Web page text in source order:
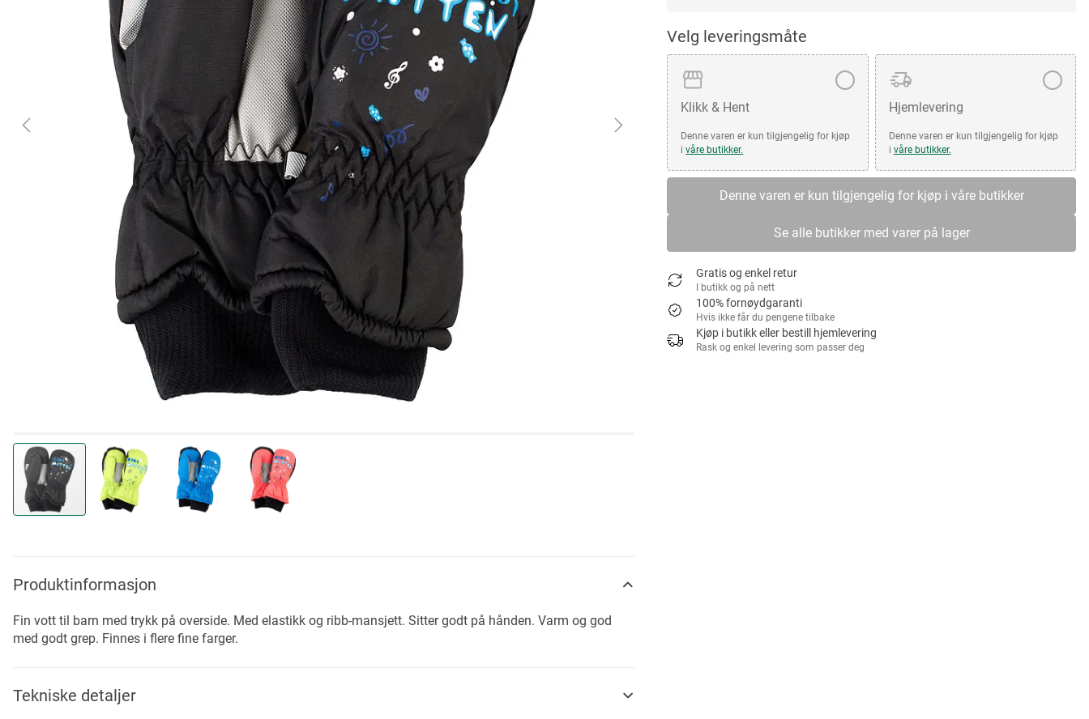
Velg leveringsmåte
Klikk & Hent
Denne varen er kun tilgjengelig for kjøp
ivåre butikker.
Hjemlevering
Denne varen er kun tilgjengelig for kjøp
i våre butikker.
Denne varen er kun tilgjengelig for kjøp i våre butikker
Se alle butikker med varer på lager
Gratis og enkel retur
I butikk og på nett
100% fornøydgaranti
Hvis ikke får du pengene tilbake
Kjøp i butikk eller bestill hjemlevering
Rask og enkel levering som passer deg
the
beginning
the
images
gallery
Produktinformasjon
Fin vott til barn med trykk på overside. Med elastikk og ribb-mansjett. Sitter godt på hånden. Varm og god
med godt grep. Finnes i flere fine farger.
Tekniske detaljer